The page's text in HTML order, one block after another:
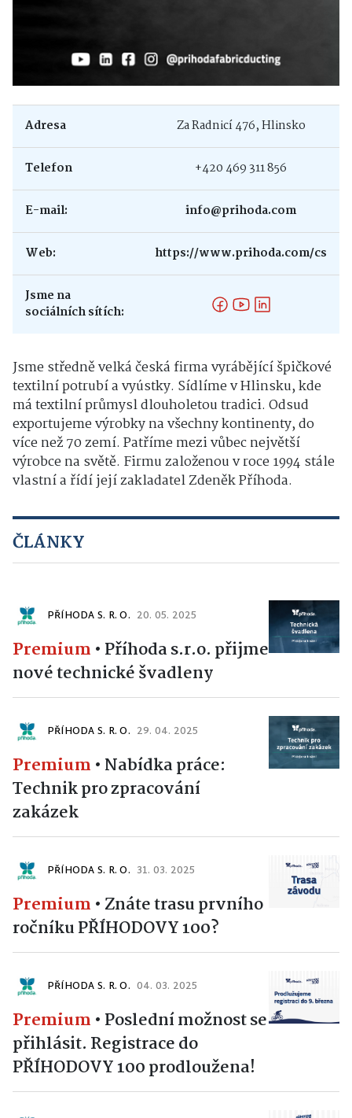
Adresa Za Radnicí 476, Hlinsko
Telefon +420 469 311 856
E-mail: info@prihoda.com
Web: https://www.prihoda.com/cs
Jsme na
sociálních sítích:
Jsme středně velká česká firma vyrábějící špičkové
textilní potrubí a vyústky. Sídlíme v Hlinsku, kde
má textilní průmysl dlouholetou tradici. Odsud
exportujeme výrobky na všechny kontinenty, do
více než 70 zemí. Patříme mezi vůbec největší
výrobce na světě. Firmu založenou v roce 1994 stále
vlastní a řídí její zakladatel Zdeněk Příhoda.
ČLÁNKY
PŘÍHODA S. R. O. 20. 05. 2025
Premium • Příhoda s.r.o. přijme
nové technické švadleny
PŘÍHODA S. R. O. 29. 04. 2025
Premium • Nabídka práce:
Technik pro zpracování
zakázek
PŘÍHODA S. R. O. 31. 03. 2025
Premium • Znáte trasu prvního
ročníku PŘÍHODOVY 100?
PŘÍHODA S. R. O. 04. 03. 2025
Premium • Poslední možnost se
přihlásit. Registrace do
PŘÍHODOVY 100 prodloužena!